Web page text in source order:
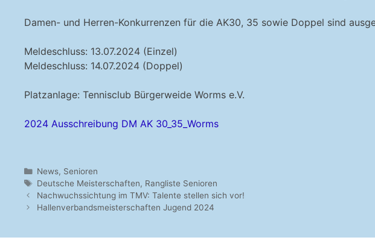
Damen- und Herren-Konkurrenzen für die AK30, 35 sowie Doppel sind
Meldeschluss: 13.07.2024 (Einzel)
Meldeschluss: 14.07.2024 (Doppel)
Platzanlage: Tennisclub Bürgerweide Worms e.V.
2024 Ausschreibung DM AK 30_35_Worms
Kategorien
News, Senioren
Schlagwörter
Deutsche Meisterschaften, Rangliste Senioren
Nachwuchssichtung im TMV: Talente stellen sich vor!
Hallenverbandsmeisterschaften Jugend 2024